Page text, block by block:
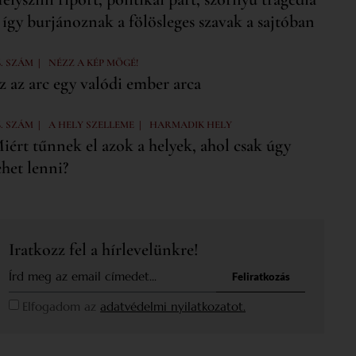
burjánoznak a fölösleges szavak a sajtóban
SZÁM | NÉZZ A KÉP MÖGÉ!
az arc egy valódi ember arca
SZÁM | A HELY SZELLEME | HARMADIK HELY
tűnnek el azok a helyek, ahol csak úgy
lenni?
Iratkozz fel a hírlevelünkre!
Elfogadom az adatvédelmi nyilatkozatot.
Feliratkozás